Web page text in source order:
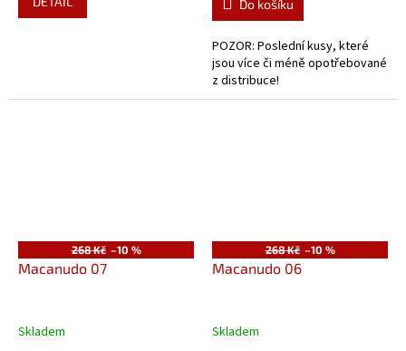
Do košíku
POZOR: Poslední kusy, které
jsou více či méně opotřebované
z distribuce!
268 Kč –10 %
Macanudo 07
Skladem
268 Kč –10 %
Macanudo 06
Skladem